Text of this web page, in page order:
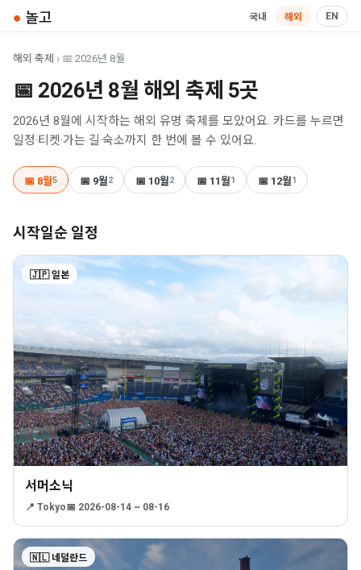
● 놀고 국내 해외 EN
해외 축제 › 📅 2026년 8월
📅 2026년 8월 해외 축제 5곳
2026년 8월에 시작하는 해외 유명 축제를 모았어요. 카드를 누르면
일정·티켓·가는 길·숙소까지 한 번에 볼 수 있어요.
📅 8월5 📅 9월2 📅 10월2 📅 11월1 📅 12월1
시작일순 일정
🇯🇵 일본
서머소닉
📍 Tokyo📅 2026-08-14 ~ 08-16
🇳🇱 네덜란드